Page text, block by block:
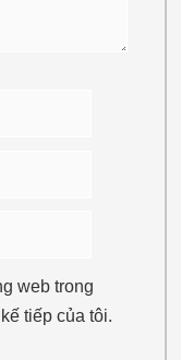
web trong
tiếp của tôi.